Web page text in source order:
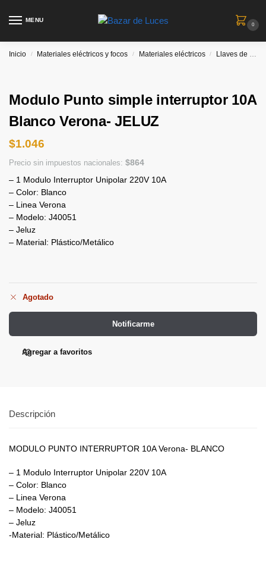
MENU
0
Inicio / Materiales eléctricos y focos / Materiales eléctricos / Llaves de luz
Modulo Punto simple interruptor 10A
Blanco Verona- JELUZ
$1.046
Precio sin impuestos nacionales: $864
– 1 Modulo Interruptor Unipolar 220V 10A
– Color: Blanco
– Linea Verona
– Modelo: J40051
– Jeluz
– Material: Plástico/Metálico
Agotado
Notificarme
Agregar a favoritos
Descripción
MODULO PUNTO INTERRUPTOR 10A Verona- BLANCO
– 1 Modulo Interruptor Unipolar 220V 10A
– Color: Blanco
– Linea Verona
– Modelo: J40051
– Jeluz
-Material: Plástico/Metálico